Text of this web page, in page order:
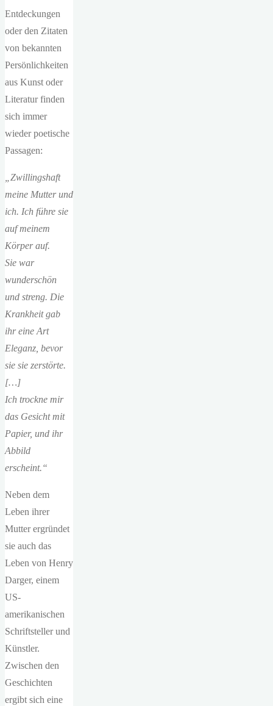
Entdeckungen
oder den Zitaten
von bekannten
Persönlichkeiten
aus Kunst oder
Literatur finden
sich immer
wieder poetische
Passagen:
„Zwillingshaft
meine Mutter und
ich. Ich führe sie
auf meinem
Körper auf.
Sie war
wunderschön
und streng. Die
Krankheit gab
ihr eine Art
Eleganz, bevor
sie sie zerstörte.
[…]
Ich trockne mir
das Gesicht mit
Papier, und ihr
Abbild
erscheint.“
Neben dem
Leben ihrer
Mutter ergründet
sie auch das
Leben von Henry
Darger, einem
US-
amerikanischen
Schriftsteller und
Künstler.
Zwischen den
Geschichten
ergibt sich eine